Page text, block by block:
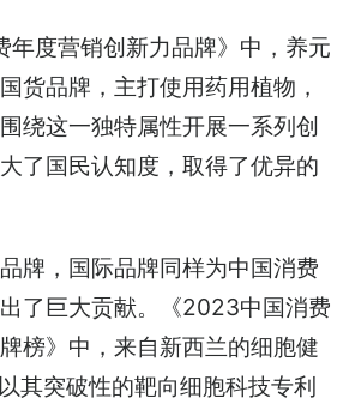
年度营销创新力品牌》中，养元
货品牌，主打使用药用植物，
绕这一独特属性开展一系列创
了国民认知度，取得了优异的
牌，国际品牌同样为中国消费
了巨大贡献。《2023中国消费
榜》中，来自新西兰的细胞健
其突破性的靶向细胞科技专利